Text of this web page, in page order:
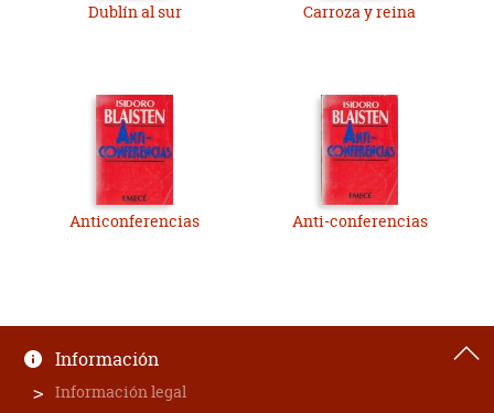
Dublín al sur Carroza y reina
Anticonferencias Anti-conferencias
Información
Información legal